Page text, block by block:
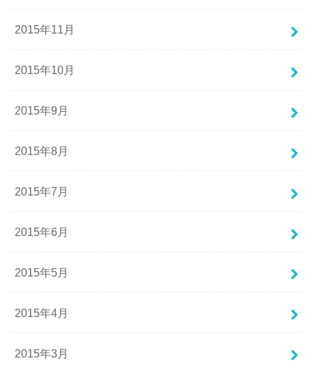
2015年11月
2015年10月
2015年9月
2015年8月
2015年7月
2015年6月
2015年5月
2015年4月
2015年3月